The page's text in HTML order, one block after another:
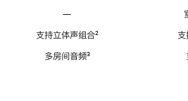
—
支持立体声组合脚
²
多房间音频脚
³
支